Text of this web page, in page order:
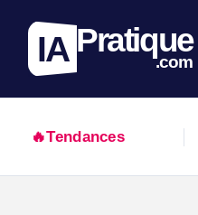
IA Pratique
.com
🔥Tendances